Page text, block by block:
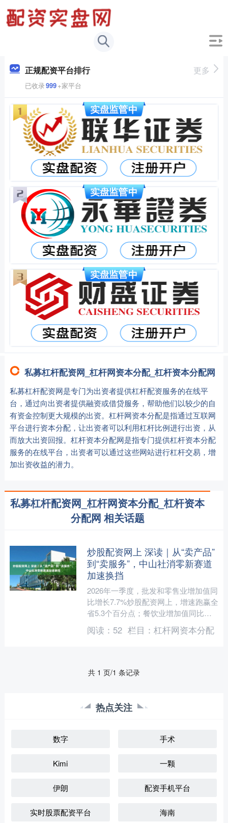
正规配资平台排行
已收录999+家平台
更多
私募杠杆配资网_杠杆网资本分配_杠杆资本分配网
私募杠杆配资网是专门为出资者提供杠杆配资服务的在线平
台，通过向出资者提供融资或借贷服务，帮助他们以较少的自
有资金控制更大规模的出资。杠杆网资本分配是指通过互联网
平台进行资本分配，让出资者可以利用杠杆比例进行出资，从
而放大出资回报。杠杆资本分配网是指专门提供杠杆资本分配
服务的在线平台，出资者可以通过这些网站进行杠杆交易，增
加出资收益的潜力。
私募杠杆配资网_杠杆网资本分配_杠杆资本
分配网 相关话题
炒股配资网上 深读｜从“卖产品”
到“卖服务”，中山社消零新赛道
加速换挡
2026年一季度，批发和零售业增加值同
比增长7.7%炒股配资网上，增速跑赢全
省5.3个百分点；餐饮业增加值同比增
长4.8%；服务贸易进出口同比增长
4.2%；“十....
阅读： 52 栏目： 杠杆网资本分配
共 1 页/1 条记录
热点关注
数字 手术
Kimi 一颗
伊朗 配资手机平台
实时股票配资平台 海南